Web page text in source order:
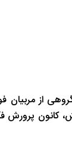
از مربیان
کانون